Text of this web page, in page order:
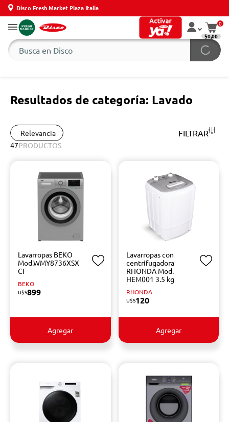
Disco Fresh Market Plaza Italia
0
$0,00
Resultados de categoría: Lavado
Relevancia FILTRAR
47PRODUCTOS
Lavarropas BEKO
Mod.WMY8736XSX
CF
BEKO
U$S899
Agregar
Lavarropas con
centrifugadora
RHONDA Mod.
HEM001 3.5 kg
RHONDA
U$S120
Agregar